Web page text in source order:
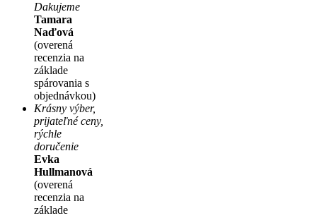
Dakujeme
Tamara
Naďová
(overená
recenzia na
základe
spárovania s
objednávkou)
Krásny výber,
prijateľné ceny,
rýchle
doručenie
Evka
Hullmanová
(overená
recenzia na
základe